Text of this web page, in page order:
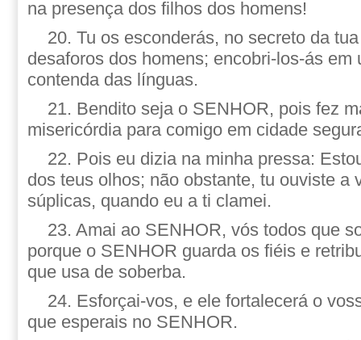
na presença dos filhos dos homens!
20. Tu os esconderás, no secreto da
desaforos dos homens; encobri-los-ás em
contenda das línguas.
21. Bendito seja o SENHOR, pois fez
misericórdia para comigo em cidade
22. Pois eu dizia na minha pressa:
dos teus olhos; não obstante, tu ouviste a
súplicas, quando eu a ti clamei.
23. Amai ao SENHOR, vós todos que
porque o SENHOR guarda os fiéis e
que usa de soberba.
24. Esforçai-vos, e ele fortalecerá o
que esperais no SENHOR.